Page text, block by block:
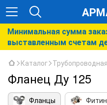
Минимальная сумма
выставленным счетам
Каталог
Фланец Ду 125
Фланцы